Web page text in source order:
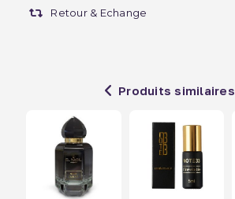
Retour & Echange
Produits similaires